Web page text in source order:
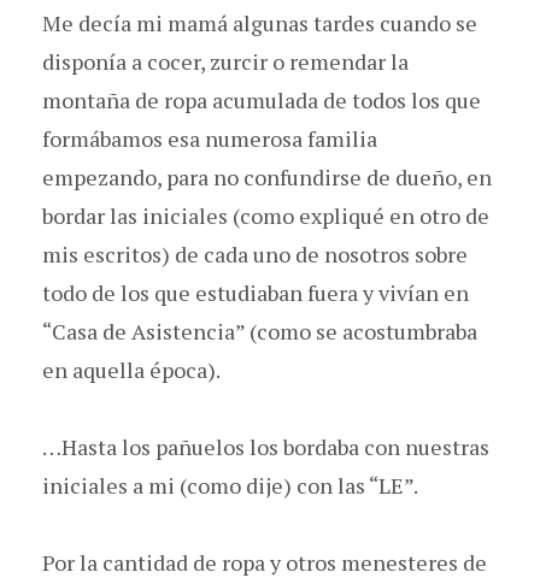
Me decía mi mamá algunas tardes cuando se
disponía a cocer, zurcir o remendar la
montaña de ropa acumulada de todos los que
formábamos esa numerosa familia
empezando, para no confundirse de dueño, en
bordar las iniciales (como expliqué en otro de
mis escritos) de cada uno de nosotros sobre
todo de los que estudiaban fuera y vivían en
“Casa de Asistencia” (como se acostumbraba
en aquella época).
…Hasta los pañuelos los bordaba con nuestras
iniciales a mi (como dije) con las “LE”.
Por la cantidad de ropa y otros menesteres de